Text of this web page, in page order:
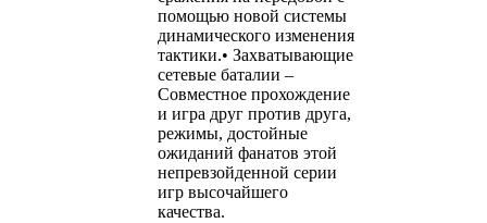
помощью новой системы
динамического изменения
тактики.• Захватывающие
сетевые баталии –
Совместное прохождение
и игра друг против друга,
режимы, достойные
ожиданий фанатов этой
непревзойденной серии
игр высочайшего
качества.